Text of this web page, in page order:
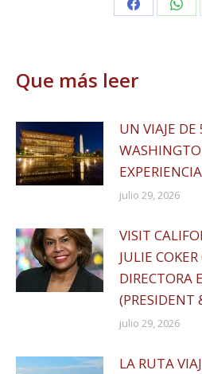
Share
Que más leer
UN VIAJE DE
julio 29, 2026
VISIT
JULIE
DIRECTORA
(PRESIDENT
julio 29, 2026
LA RUTA